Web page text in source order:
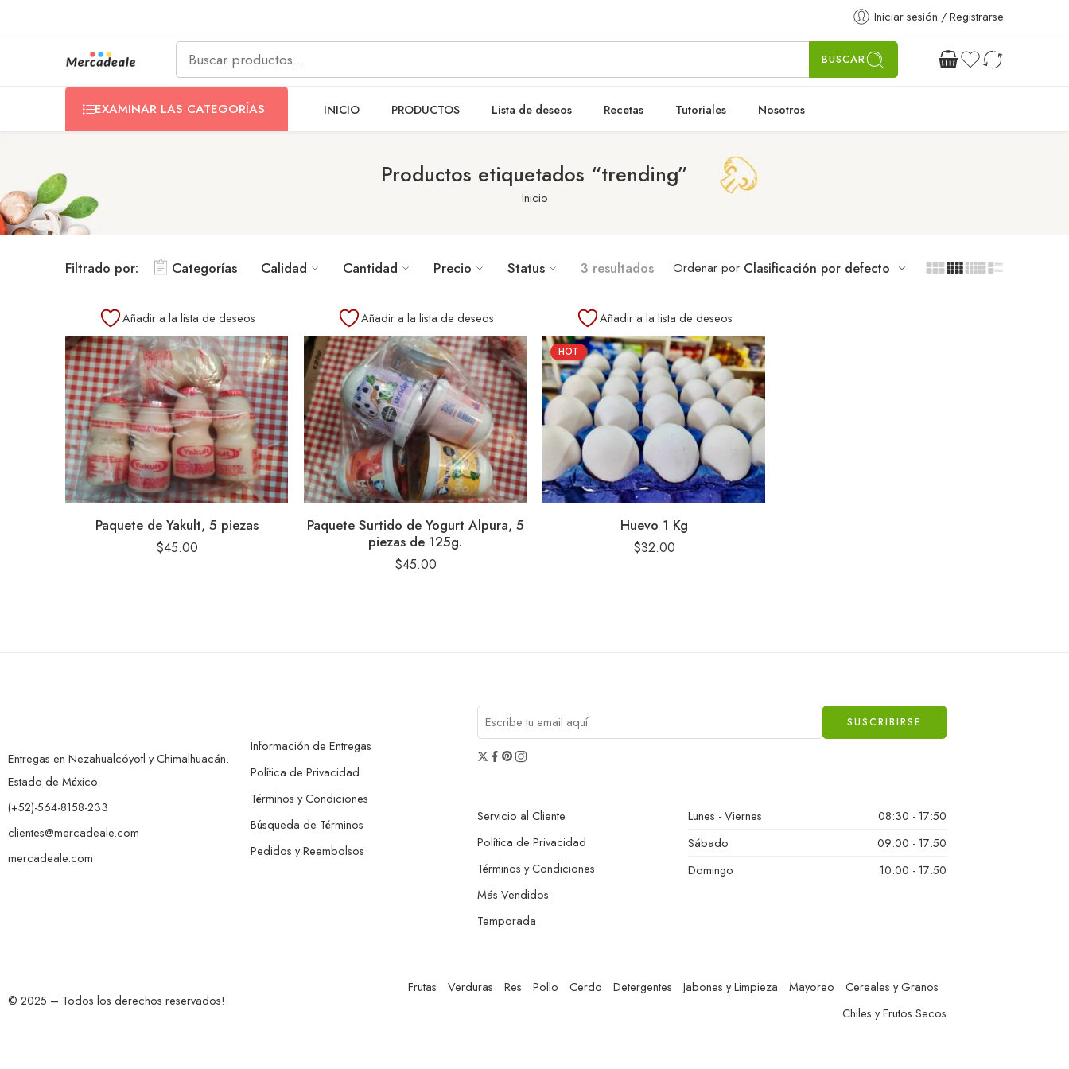
Iniciar sesión / Registrarse
BUSCAR
EXAMINAR LAS CATEGORÍAS INICIO PRODUCTOS Lista de deseos Recetas Tutoriales Nosotros
Productos etiquetados “trending”
Inicio
Filtrado por: Categorías Calidad Cantidad Precio Status 3 resultados Ordenar por Clasificación por defecto
Añadir a la lista de deseos
Paquete de Yakult, 5 piezas
$45.00
Añadir a la lista de deseos
Paquete Surtido de Yogurt Alpura, 5
piezas de 125g.
$45.00
Añadir a la lista de deseos
HOT
Huevo 1 Kg
$32.00
Entregas en Nezahualcóyotl y Chimalhuacán.
Estado de México.
(+52)-564-8158-233
clientes@mercadeale.com
mercadeale.com
Información de Entregas
Política de Privacidad
Términos y Condiciones
Búsqueda de Términos
Pedidos y Reembolsos
Servicio al Cliente
Política de Privacidad
Términos y Condiciones
Más Vendidos
Temporada
Lunes - Viernes
08:30 - 17:50
Sábado
09:00 - 17:50
Domingo
10:00 - 17:50
© 2025 – Todos los derechos reservados!
Frutas Verduras Res Pollo Cerdo Detergentes Jabones y Limpieza Mayoreo
Cereales y Granos
Chiles y Frutos Secos